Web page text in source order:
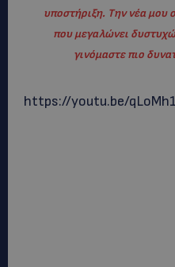
υποστήριξη. Την νέα μου
που μεγαλώνει
γινόμαστε πιο
https://youtu.be/